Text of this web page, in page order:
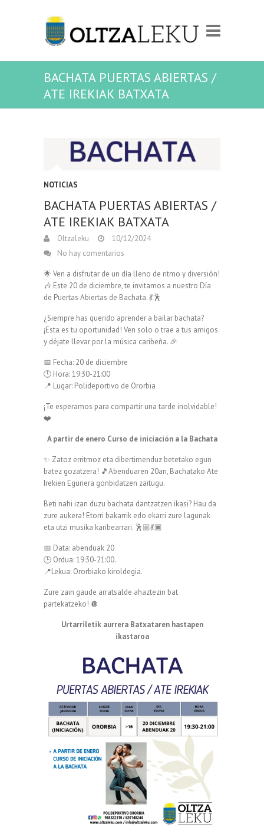
BACHATA PUERTAS ABIERTAS /
ATE IREKIAK BATXATA
NOTICIAS
BACHATA PUERTAS ABIERTAS /
ATE IREKIAK BATXATA
Oltzaleku
10/12/2024
No hay comentarios
🌟 Ven a disfrutar de un día lleno de ritmo y diversión!
🎶 Este 20 de diciembre, te invitamos a nuestro Día
de Puertas Abiertas de Bachata. 💃🕺
¿Siempre has querido aprender a bailar bachata?
¡Esta es tu oportunidad! Ven solo o trae a tus amigos
y déjate llevar por la música caribeña. 🎉
📅 Fecha: 20 de diciembre
🕒 Hora: 19:30-21:00
📍 Lugar: Polideportivo de Ororbia
¡Te esperamos para compartir una tarde inolvidable!
❤️
A partir de enero Curso de iniciación a la Bachata
✨ Zatoz erritmoz eta dibertimenduz betetako egun
batez gozatzera! 🎵Abenduaren 20an, Bachatako Ate
Irekien Egunera gonbidatzen zaitugu.
Beti nahi izan duzu bachata dantzatzen ikasi? Hau da
zure aukera! Etorri bakarrik edo ekarri zure lagunak
eta utzi musika karibearrari. 🕺🏼💃🏿
📅 Data: abenduak 20
🕒 Ordua: 19:30-21:00.
📍Lekua: Ororbiako kiroldegia.
Zure zain gaude arratsalde ahaztezin bat
partekatzeko! 🪩
Urtarriletik aurrera Batxataren hastapen
ikastaroa